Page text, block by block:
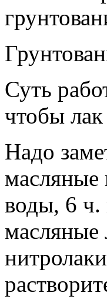
Суть
чтобы
Надо
масляные
воды, 6 ч.
масляные